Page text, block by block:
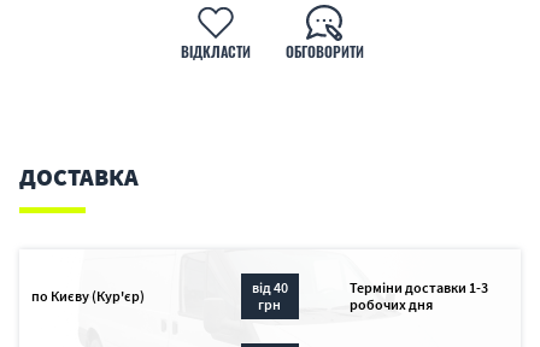
ВІДКЛАСТИ ОБГОВОРИТИ
ДОСТАВКА
по Києву (Кур'єр)
від 40
грн
Терміни доставки 1-3
робочих дня